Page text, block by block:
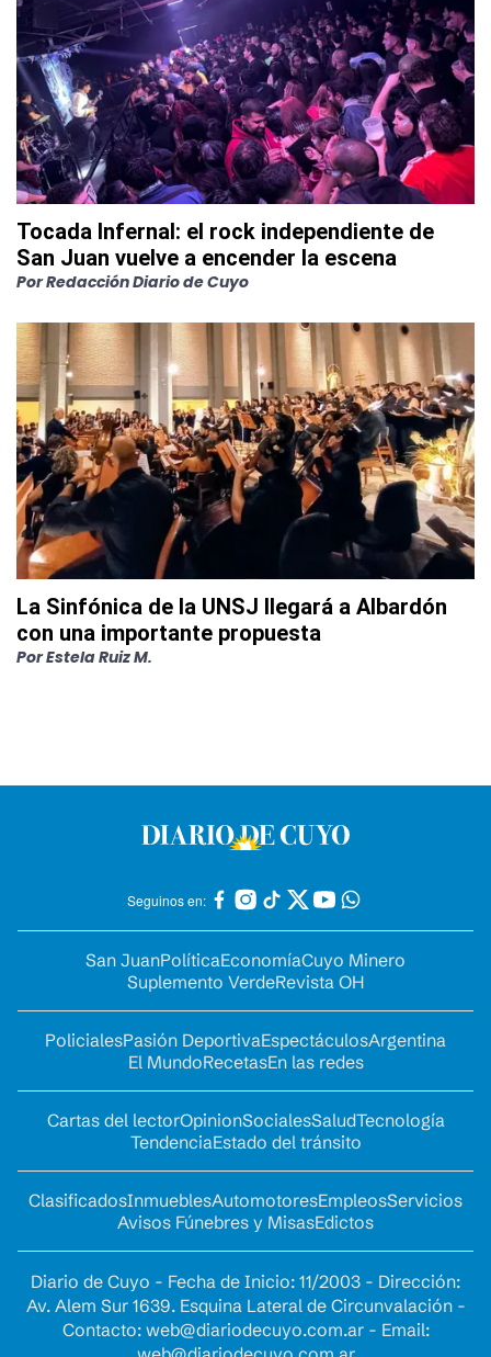
Tocada Infernal: el rock independiente de
San Juan vuelve a encender la escena
PorRedacción Diario de Cuyo
La Sinfónica de la UNSJ llegará a Albardón
con una importante propuesta
PorEstela Ruiz M.
Seguinos en:
San JuanPolíticaEconomíaCuyo Minero
Suplemento VerdeRevista OH
PolicialesPasión DeportivaEspectáculosArgentina
El MundoRecetasEn las redes
Cartas del lectorOpinionSocialesSaludTecnología
TendenciaEstado del tránsito
ClasificadosInmueblesAutomotoresEmpleosServicios
Avisos Fúnebres y MisasEdictos
Diario de Cuyo - Fecha de Inicio: 11/2003 - Dirección:
Av. Alem Sur 1639. Esquina Lateral de Circunvalación -
Contacto: web@diariodecuyo.com.ar- Email: